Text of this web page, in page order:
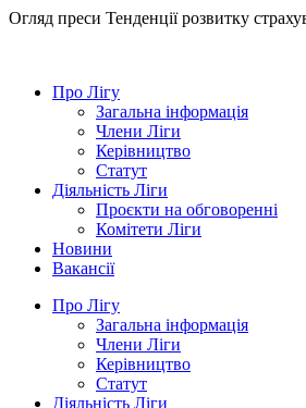
Огляд преси Тенденції розвитку
Про Лігу
Загальна інформація
Члени Ліги
Керівництво
Статут
Діяльність Ліги
Проєкти на обговоренні
Комітети Ліги
Новини
Вакансії
Про Лігу
Загальна інформація
Члени Ліги
Керівництво
Статут
Діяльність Ліги